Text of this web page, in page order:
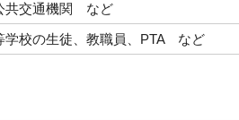
共交通機関 など
学校の生徒、教職員、PTA など